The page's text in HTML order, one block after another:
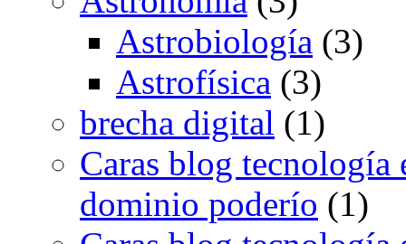
Astrobiología (3)
Astrofísica (3)
brecha digital (1)
Caras blog tecnología
dominio poderío (1)